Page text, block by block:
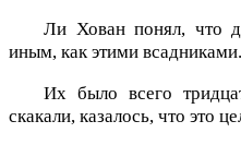
Ли Хован понял, что
иным, как этими всадниками.
Их было всего
скакали, казалось, что это